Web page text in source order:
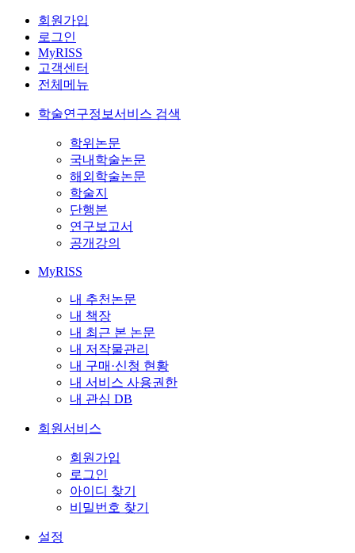
회원가입
로그인
MyRISS
고객센터
전체메뉴
학술연구정보서비스 검색
학위논문
국내학술논문
해외학술논문
학술지
단행본
연구보고서
공개강의
MyRISS
내 추천논문
내 책장
내 최근 본 논문
내 저작물관리
내 구매·신청 현황
내 서비스 사용권한
내 관심 DB
회원서비스
회원가입
로그인
아이디 찾기
비밀번호 찾기
설정